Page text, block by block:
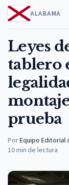
ALABAMA
Leyes
tablero
prueba
PorEquipo Editorial
10min de lectura